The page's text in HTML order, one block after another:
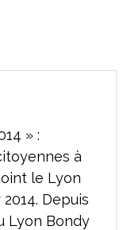
» :
à
le Lyon
Depuis
Lyon Bondy